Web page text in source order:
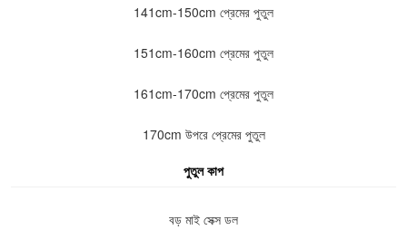
141cm-150cm প্রেমের পুতুল
151cm-160cm প্রেমের পুতুল
161cm-170cm প্রেমের পুতুল
170cm উপরে প্রেমের পুতুল
পুতুল কাপ
বড় মাই সেক্স ডল